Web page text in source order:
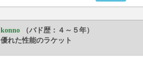
konno
（バド歴：４～５年）
優れた性能のラケット